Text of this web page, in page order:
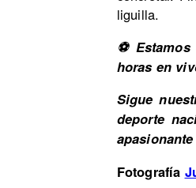
liguilla.
⚽
horas en
Sigue
deporte
Fotografía